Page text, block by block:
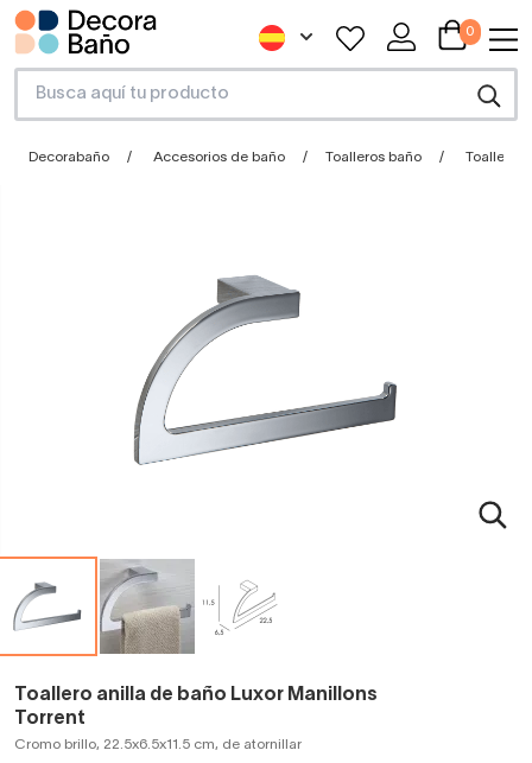
0
Decorabaño Accesorios de baño Toalleros baño Toallero
Toallero anilla de baño Luxor Manillons
Torrent
Cromo brillo, 22.5x6.5x11.5 cm, de atornillar